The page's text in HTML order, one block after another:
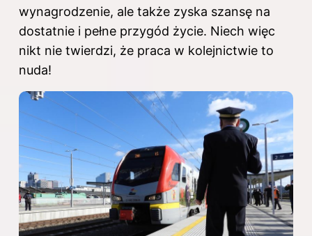
wynagrodzenie, ale także zyska szansę na
dostatnie i pełne przygód życie. Niech więc
nikt nie twierdzi, że praca w kolejnictwie to
nuda!